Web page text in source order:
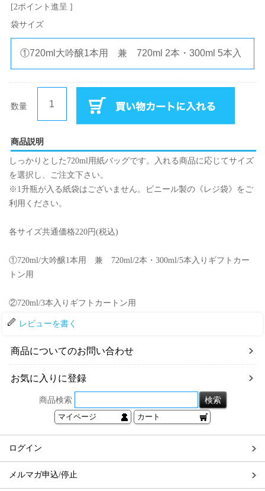
[2ポイント進呈 ]
袋サイズ
数量
商品説明
しっかりとした720ml用紙バッグです。入れる商品に応じてサイズ
を選択し、ご注文下さい。
※1升瓶が入る紙袋はございません。ビニール製の《レジ袋》をご
利用ください。
各サイズ共通価格220円(税込)
①720ml/大吟醸1本用 兼 720ml/2本・300ml/5本入りギフトカー
トン用
②720ml/3本入りギフトカートン用
レビューを書く
商品についてのお問い合わせ
お気に入りに登録
商品検索
マイページ カート
ログイン
メルマガ申込/停止